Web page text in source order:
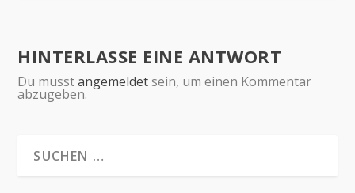
HINTERLASSE EINE ANTWORT
Du musstangemeldetsein, um einen Kommentar
abzugeben.